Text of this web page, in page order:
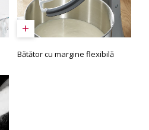
Bătător cu margine flexibilă